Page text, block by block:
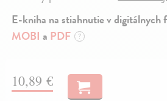
E-kniha na stiahnutie v digitálnych
MOBI a PDF ?
10,89 €